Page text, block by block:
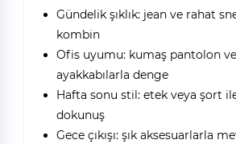
Gündelik şıklık: jean ve rahat
kombin
Ofis uyumu: kumaş pantolon
ayakkabılarla denge
Hafta sonu stil: etek veya şort
dokunuş
Gece çıkışı: şık aksesuarlarla